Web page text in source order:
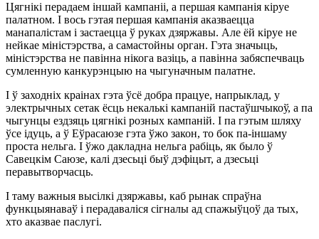
Цягнікі перадаем іншай кампаніі, а першая кампанія кіруе
палатном. І вось гэтая першая кампанія аказваецца
манапалістам і застаецца ў руках дзяржавы. Але ёй кіруе не
нейкае міністэрства, а самастойны орган. Гэта значыць,
міністэрства не павінна нікога вазіць, а павінна забяспечваць
сумленную канкурэнцыю на чыгуначным палатне.
І ў заходніх краінах гэта ўсё добра працуе, напрыклад, у
электрычных сетак ёсць некалькі кампаній пастаўшчыкоў, а па
чыгунцы ездзяць цягнікі розных кампаній. І па гэтым шляху
ўсе ідуць, а ў Еўрасаюзе гэта ўжо закон, то бок па-іншаму
проста нельга. І ўжо дакладна нельга рабіць, як было ў
Савецкім Саюзе, калі дзесьці быў дэфіцыт, а дзесьці
перавытворчасць.
І таму важныя высілкі дзяржавы, каб рынак спраўна
функцыянаваў і перадаваліся сігналы ад спажыўцоў да тых,
хто аказвае паслугі.